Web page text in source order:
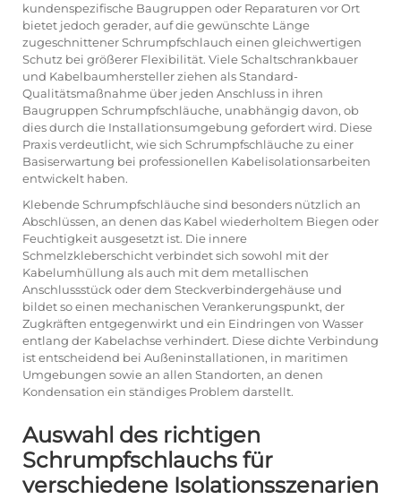
kundenspezifische Baugruppen oder Reparaturen vor Ort
bietet jedoch gerader, auf die gewünschte Länge
zugeschnittener Schrumpfschlauch einen gleichwertigen
Schutz bei größerer Flexibilität. Viele Schaltschrankbauer
und Kabelbaumhersteller ziehen als Standard-
Qualitätsmaßnahme über jeden Anschluss in ihren
Baugruppen Schrumpfschläuche, unabhängig davon, ob
dies durch die Installationsumgebung gefordert wird. Diese
Praxis verdeutlicht, wie sich Schrumpfschläuche zu einer
Basiserwartung bei professionellen Kabelisolationsarbeiten
entwickelt haben.
Klebende Schrumpfschläuche sind besonders nützlich an
Abschlüssen, an denen das Kabel wiederholtem Biegen oder
Feuchtigkeit ausgesetzt ist. Die innere
Schmelzkleberschicht verbindet sich sowohl mit der
Kabelumhüllung als auch mit dem metallischen
Anschlussstück oder dem Steckverbindergehäuse und
bildet so einen mechanischen Verankerungspunkt, der
Zugkräften entgegenwirkt und ein Eindringen von Wasser
entlang der Kabelachse verhindert. Diese dichte Verbindung
ist entscheidend bei Außeninstallationen, in maritimen
Umgebungen sowie an allen Standorten, an denen
Kondensation ein ständiges Problem darstellt.
Auswahl des richtigen
Schrumpfschlauchs für
verschiedene Isolationsszenarien